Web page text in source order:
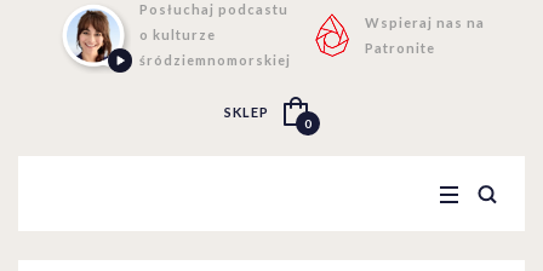
Posłuchaj podcastu
o kulturze
śródziemnomorskiej
Wspieraj nas na
Patronite
SKLEP
0